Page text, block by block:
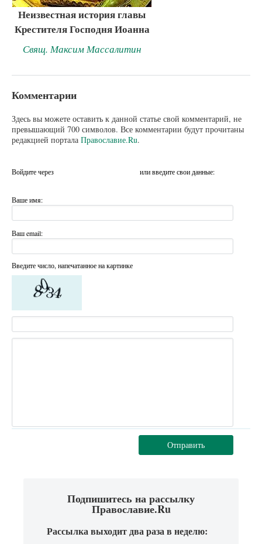
Неизвестная история главы
Крестителя Господня Иоанна
Свящ. Максим Массалитин
Комментарии
Здесь вы можете оставить к данной статье свой комментарий, не
превышающий 700 символов. Все комментарии будут прочитаны
редакцией портала Православие.Ru.
Войдите через или введите свои данные:
Ваше имя:
Ваш email:
Введите число, напечатанное на картинке
Отправить
Подпишитесь на рассылку
Православие.Ru
Рассылка выходит два раза в неделю: